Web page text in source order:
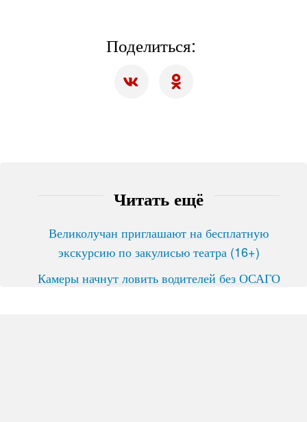
Поделиться:
Читать ещё
Великолучан приглашают на бесплатную
экскурсию по закулисью театра (16+)
Камеры начнут ловить водителей без ОСАГО